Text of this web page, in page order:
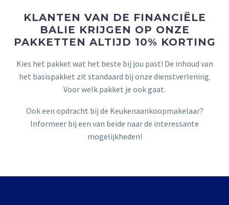
KLANTEN VAN DE FINANCIËLE
BALIE KRIJGEN OP ONZE
PAKKETTEN ALTIJD 10% KORTING
Kies het pakket wat het beste bij jou past! De inhoud van
het basispakket zit standaard bij onze dienstverlening.
Voor welk pakket je ook gaat.
Ook een opdracht bij de Keukenaankoopmakelaar?
Informeer bij een van beide naar de interessante
mogelijkheden!